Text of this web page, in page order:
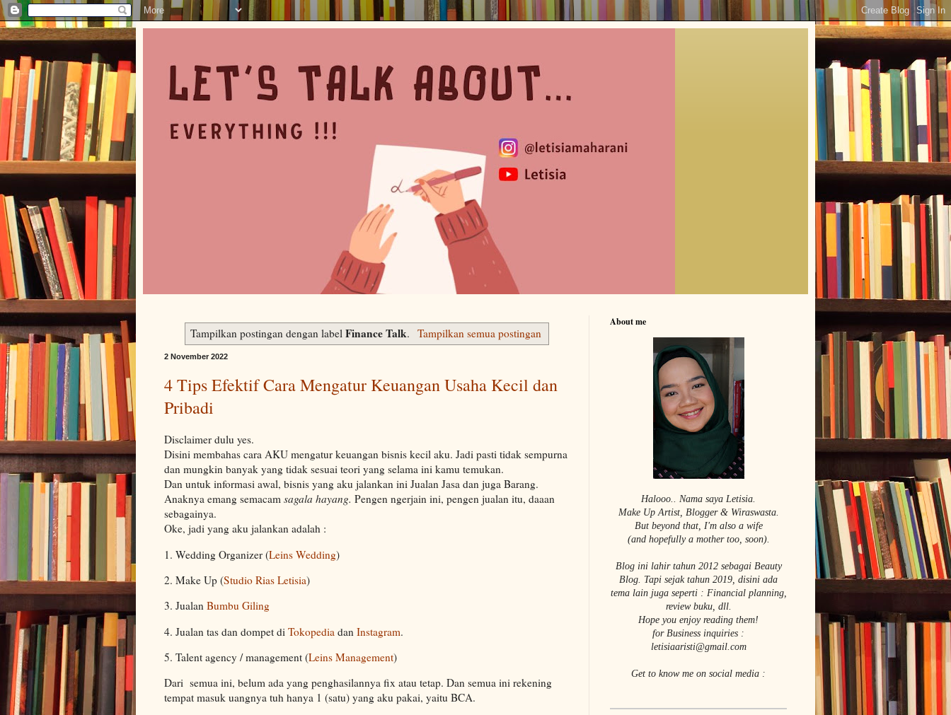
Tampilkan postingan dengan labelFinance Talk. Tampilkan semua postingan
2 November 2022
4 Tips Efektif Cara Mengatur Keuangan Usaha Kecil dan
Pribadi
Disclaimer dulu yes.
Disini membahas cara AKU mengatur keuangan bisnis kecil aku. Jadi pasti tidak sempurna
dan mungkin banyak yang tidak sesuai teori yang selama ini kamu temukan.
Dan untuk informasi awal, bisnis yang aku jalankan ini Jualan Jasa dan juga Barang.
Anaknya emang semacam sagala hayang. Pengen ngerjain ini, pengen jualan itu, daaan
sebagainya.
Oke, jadi yang aku jalankan adalah :
1. Wedding Organizer (Leins Wedding)
2. Make Up (Studio Rias Letisia)
3. Jualan Bumbu Giling
4. Jualan tas dan dompet di Tokopedia dan Instagram.
5. Talent agency / management (Leins Management)
Dari semua ini, belum ada yang penghasilannya fix atau tetap. Dan semua ini rekening
tempat masuk uangnya tuh hanya 1 (satu) yang aku pakai, yaitu BCA.
About me
Halooo.. Nama saya Letisia.
Make Up Artist, Blogger & Wiraswasta.
But beyond that, I'm also a wife
(and hopefully a mother too, soon).
Blog ini lahir tahun 2012 sebagai Beauty
Blog. Tapi sejak tahun 2019, disini ada
tema lain juga seperti : Financial planning,
review buku, dll.
Hope you enjoy reading them!
for Business inquiries :
letisiaaristi@gmail.com
Get to know me on social media :